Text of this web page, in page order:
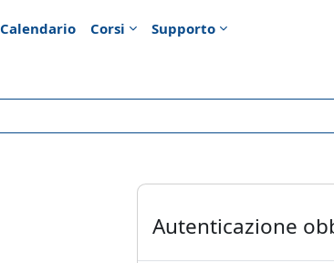
Calendario Corsi Supporto
Autenticazione